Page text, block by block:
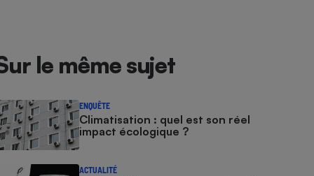
le même sujet
ENQUÊTE
Climatisation : quel est son réel
impact écologique ?
ACTUALITÉ